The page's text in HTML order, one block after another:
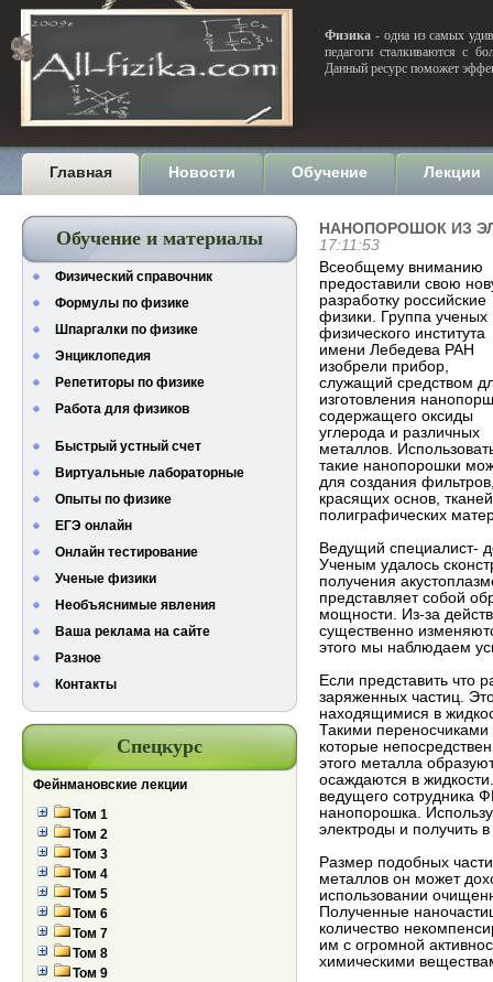
Физика - одна из самых
педагоги сталкиваются с
Данный ресурс поможет
Главная Новости Обучение Лекции
Обучение и материалы
Физический справочник
Формулы по физике
Шпаргалки по физике
Энциклопедия
Репетиторы по физике
Работа для физиков
Быстрый устный счет
Виртуальные лабораторные
Опыты по физике
ЕГЭ онлайн
Онлайн тестирование
Ученые физики
Необъяснимые явления
Ваша реклама на сайте
Разное
Контакты
Спецкурс
Фейнмановские лекции
Том 1
Том 2
Том 3
Том 4
Том 5
Том 6
Том 7
Том 8
Том 9
НАНОПОРОШОК ИЗ
17:11:53
Всеобщему вниманию
предоставили свою
разработку российские
физики. Группа ученых
физического института
имени Лебедева РАН
изобрели прибор,
служащий средством
изготовления
содержащего оксиды
углерода и различных
металлов.
такие нанопорошки
для создания
красящих основ,
полиграфических
Ведущий специалист-
Ученым удалось
получения
представляет собой
мощности. Из-за
существенно
этого мы наблюдаем
Если представить что
заряженных частиц.
находящимися в
Такими переносчиками
которые
этого металла
осаждаются в
ведущего сотрудника
нанопорошка.
электроды и получить
Размер подобных
металлов он может
использовании
Полученные
количество
им с огромной
химическими